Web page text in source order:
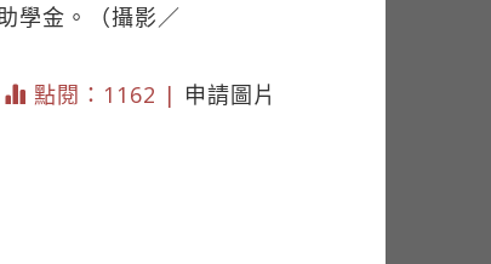
學金。（攝影／
點閱：1162 | 申請圖片